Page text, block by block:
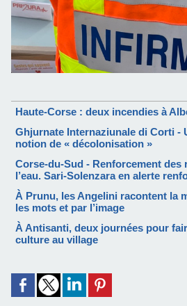
Haute-Corse : deux incendies à
Ghjurnate Internaziunale di Corti -
notion de « décolonisation »
Corse-du-Sud - Renforcement des
l’eau. Sari-Solenzara en alerte
À Prunu, les Angelini racontent la
les mots et par l’image
À Antisanti, deux journées pour
culture au village